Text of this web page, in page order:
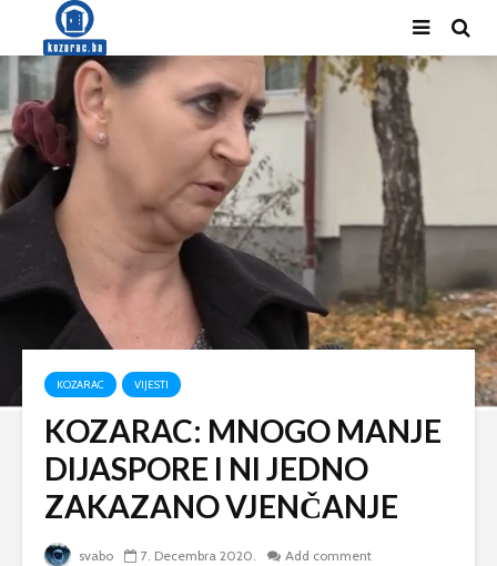
KOZARAC VIJESTI
KOZARAC: MNOGO MANJE
DIJASPORE I NI JEDNO
ZAKAZANO VJENČANJE
svabo 7. Decembra 2020.
Add comment